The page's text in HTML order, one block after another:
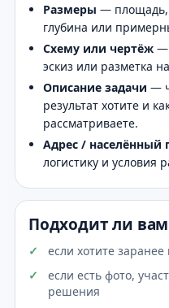
Размеры — площадь,
глубина или
Схему или чертёж —
эскиз или разметка
Описание задачи —
результат хотите и
рассматриваете.
Адрес / населённый
логистику и условия
Подходит ли вам
если хотите
если есть фото,
решения